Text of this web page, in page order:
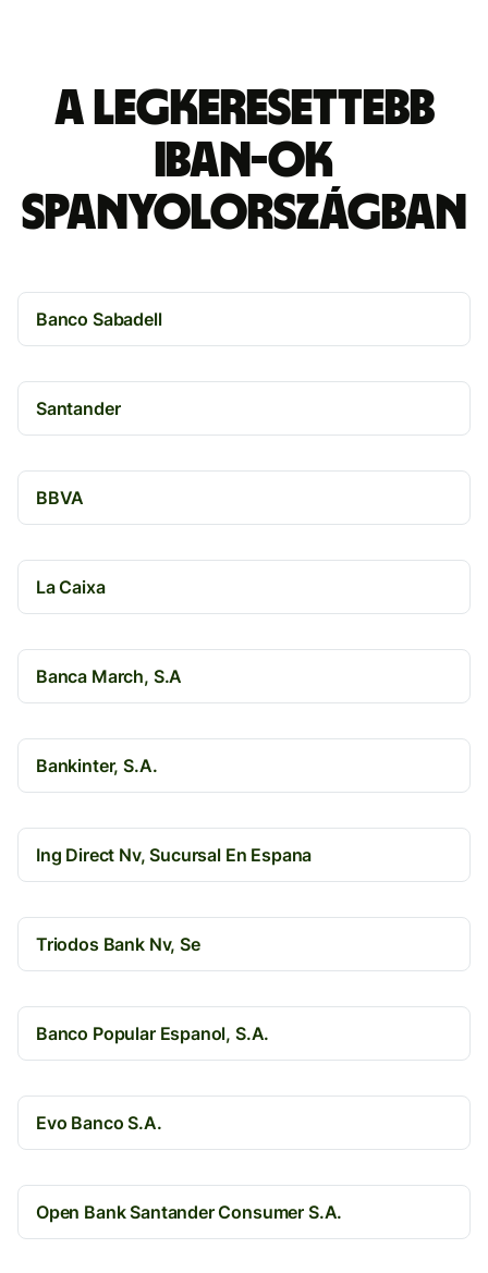
A legkeresettebb
IBAN-ok
Spanyolországban
Banco Sabadell
Santander
BBVA
La Caixa
Banca March, S.A
Bankinter, S.A.
Ing Direct Nv, Sucursal En Espana
Triodos Bank Nv, Se
Banco Popular Espanol, S.A.
Evo Banco S.A.
Open Bank Santander Consumer S.A.